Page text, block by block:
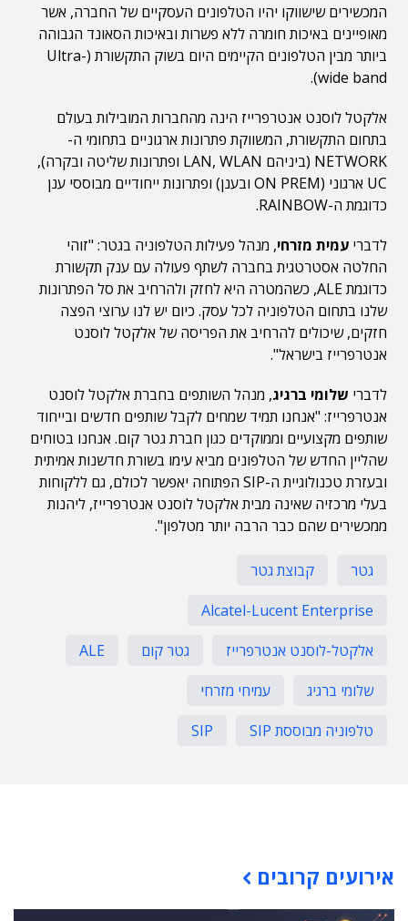
המכשירים שישווקו יהיו הטלפונים העסקיים של החברה, אשר
מאופיינים באיכות חומרה ללא פשרות ובאיכות הסאונד הגבוהה
ביותר מבין הטלפונים הקיימים היום בשוק התקשורת (Ultra-
wide band).
אלקטל לוסנט אנטרפרייז הינה מהחברות המובילות בעולם
בתחום התקשורת, המשווקת פתרונות ארגוניים בתחומי ה-
NETWORK (ביניהם LAN, WLAN ופתרונות שליטה ובקרה),
UC ארגוני (ON PREM ובענן) ופתרונות ייחודיים מבוססי ענן
כדוגמת ה-RAINBOW.
לדברי עמית מזרחי, מנהל פעילות הטלפוניה בגטר: "זוהי
החלטה אסטרטגית בחברה לשתף פעולה עם ענק תקשורת
כדוגמת ALE, כשהמטרה היא לחזק ולהרחיב את סל הפתרונות
שלנו בתחום הטלפוניה לכל עסק. כיום יש לנו ערוצי הפצה
חזקים, שיכולים להרחיב את הפריסה של אלקטל לוסנט
אנטרפרייז בישראל".
לדברי שלומי ברגיג, מנהל השותפים בחברת אלקטל לוסנט
אנטרפרייז: "אנחנו תמיד שמחים לקבל שותפים חדשים ובייחוד
שותפים מקצועיים וממוקדים כגון חברת גטר קום. אנחנו בטוחים
שהליין החדש של הטלפונים מביא עימו בשורת חדשנות אמיתית
ובעזרת טכנולוגיית ה-SIP הפתוחה יאפשר לכולם, גם ללקוחות
בעלי מרכזיה שאינה מבית אלקטל לוסנט אנטרפרייז, ליהנות
ממכשירים שהם כבר הרבה יותר מטלפון".
גטר
קבוצת גטר
Alcatel-Lucent Enterprise
אלקטל-לוסנט אנטרפרייז
גטר קום
ALE
שלומי ברגיג
עמיחי מזרחי
טלפוניה מבוססת SIP
SIP
אירועים קרובים